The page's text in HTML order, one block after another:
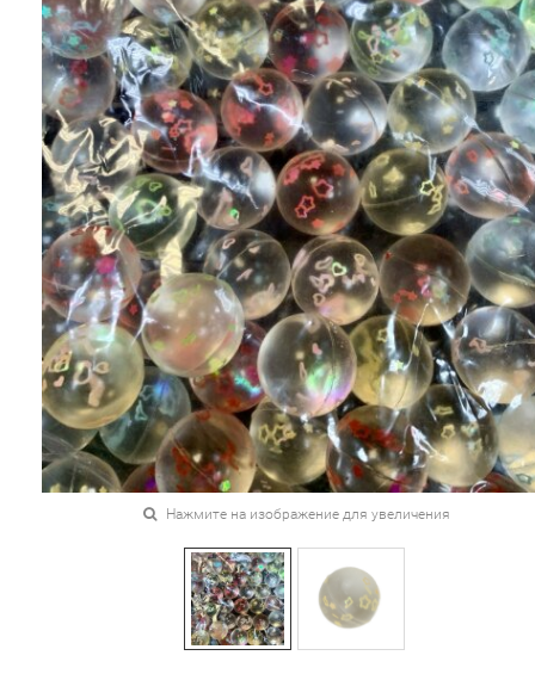
Нажмите на изображение для увеличения